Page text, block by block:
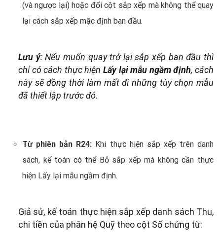
(và ngược lại) hoặc đổi cột sắp xếp mà không thể quay
lại cách sắp xếp mặc định ban đầu.
Lưu ý: Nếu muốn quay trở lại sắp xếp ban đầu thì
chỉ có cách thực hiện Lấy lại mẫu ngầm định, cách
này sẽ đồng thời làm mất đi những tùy chọn mẫu
đã thiết lập trước đó.
Từ phiên bản R24: Khi thực hiện sắp xếp trên danh
sách, kế toán có thể Bỏ sắp xếp mà không cần thực
hiện Lấy lại mẫu ngầm định.
Giả sử, kế toán thực hiện sắp xếp danh sách Thu,
chi tiền của phân hệ Quỹ theo cột Số chứng từ: